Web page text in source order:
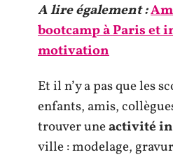
A lire également :
bootcamp à Paris et
motivation
Et il n’y a pas que les
enfants, amis,
trouver uneactivité
ville : modelage,